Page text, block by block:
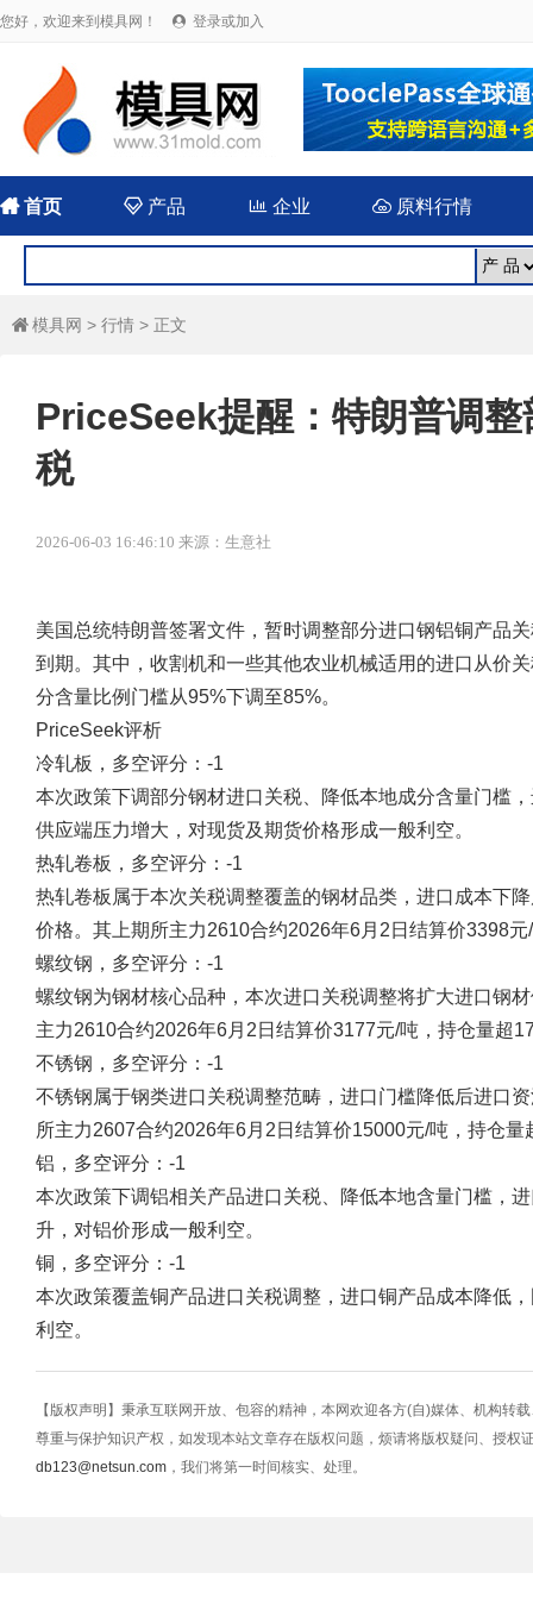
您好，欢迎来到模具网！  登录或加入
首页  产品 企业 原料行情
 模具网 > 行情 > 正文
PriceSeek提醒：特朗普调
税
2026-06-03 16:46:10 来源：生意社
美国总统特朗普签署文件，暂时调整部分进口钢铝铜产品
到期。其中，收割机和一些其他农业机械适用的进口从价
分含量比例门槛从95%下调至85%。
PriceSeek评析
冷轧板，多空评分：-1
本次政策下调部分钢材进口关税、降低本地成分含量门槛
供应端压力增大，对现货及期货价格形成一般利空。
热轧卷板，多空评分：-1
热轧卷板属于本次关税调整覆盖的钢材品类，进口成本下
价格。其上期所主力2610合约2026年6月2日结算价3398
螺纹钢，多空评分：-1
螺纹钢为钢材核心品种，本次进口关税调整将扩大进口钢
主力2610合约2026年6月2日结算价3177元/吨，持仓量超
不锈钢，多空评分：-1
不锈钢属于钢类进口关税调整范畴，进口门槛降低后进口
所主力2607合约2026年6月2日结算价15000元/吨，持仓
铝，多空评分：-1
本次政策下调铝相关产品进口关税、降低本地含量门槛，
升，对铝价形成一般利空。
铜，多空评分：-1
本次政策覆盖铜产品进口关税调整，进口铜产品成本降低
利空。
【版权声明】秉承互联网开放、包容的精神，本网欢迎各方(自)媒体、机构转
尊重与保护知识产权，如发现本站文章存在版权问题，烦请将版权疑问、授权
db123@netsun.com ，我们将第一时间核实、处理。